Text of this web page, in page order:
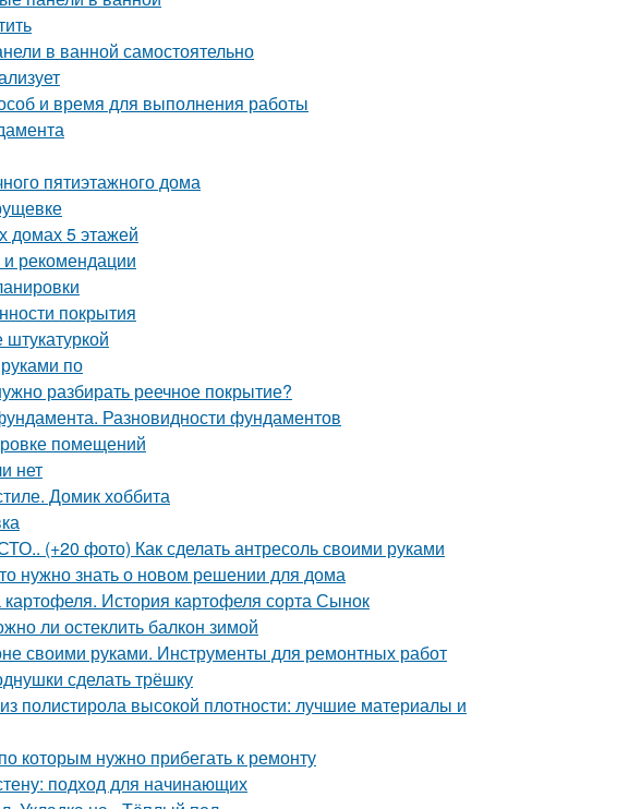
в ванной самостоятельно
и время для выполнения работы
пятиэтажного дома
домах 5 этажей
рекомендации
покрытия
по
разбирать реечное покрытие?
Разновидности фундаментов
помещений
нет
Домик хоббита
(+20 фото) Как сделать антресоль своими руками
нужно знать о новом решении для дома
История картофеля сорта Сынок
ли остеклить балкон зимой
своими руками. Инструменты для ремонтных работ
сделать трёшку
полистирола высокой плотности: лучшие материалы и
которым нужно прибегать к ремонту
подход для начинающих